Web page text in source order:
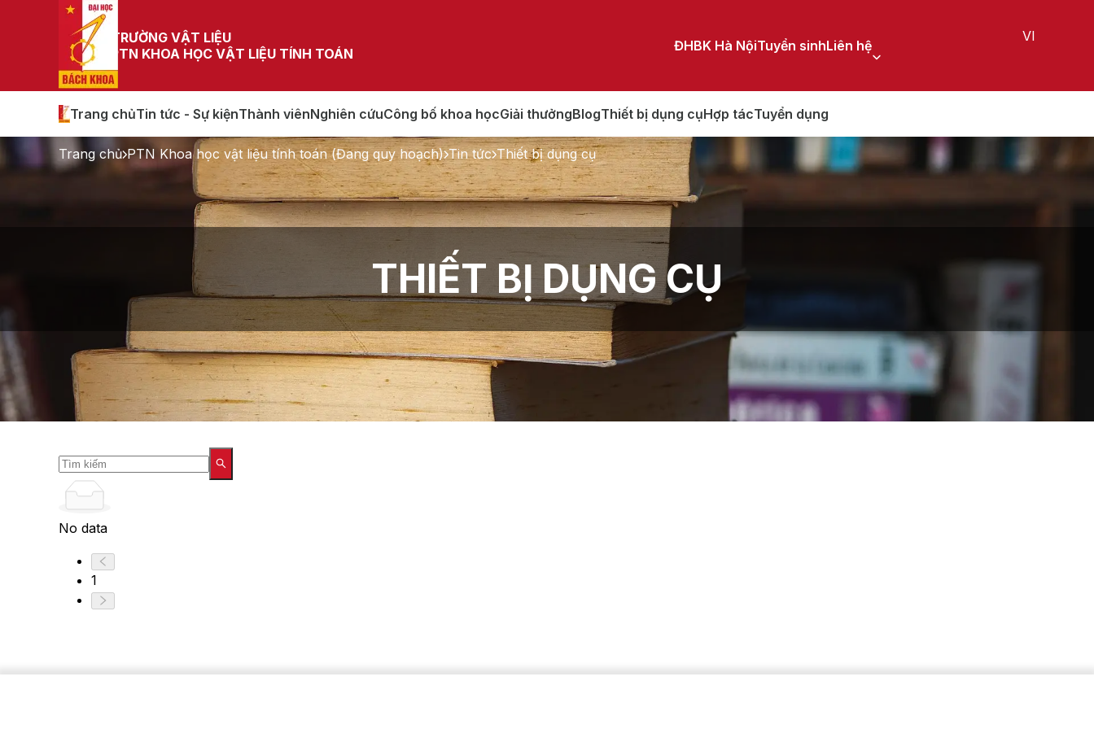
TRƯỜNG VẬT LIỆU
PTN KHOA HỌC VẬT LIỆU TÍNH TOÁN
ĐHBK Hà NộiTuyển sinhLiên hệ
VI
Trang chủTin tức - Sự kiệnThành viênNghiên cứuCông bố khoa họcGiải thưởngBlogThiết bị dụng cụHợp tácTuyển dụng
THIẾT BỊ DỤNG CỤ
Trang chủ PTN Khoa học vật liệu tính toán (Đang quy hoạch) Tin tức Thiết bị dụng cụ
No data
1